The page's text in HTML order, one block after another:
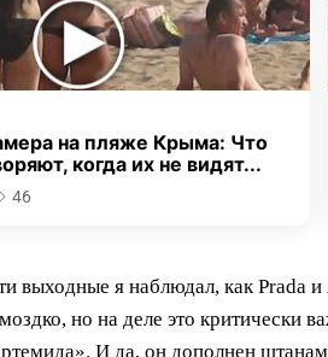
на пляже Крыма: Что
когда их не видят...
46
я наблюдал, как Prada и
но на деле это критически
И да, он дополнен